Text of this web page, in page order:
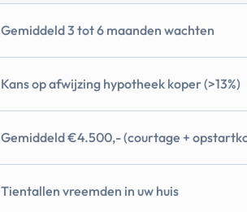
Gemiddeld 3 tot 6 maanden wachten
Kans op afwijzing hypotheek koper (>13%)
Gemiddeld €4.500,- (courtage +
Tientallen vreemden in uw huis